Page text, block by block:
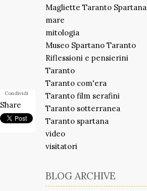
Magliette Taranto Spartana
mare
mitologia
Museo Spartano Taranto
Riflessioni e pensierini
Taranto
Taranto com'era
Taranto film serafini
Taranto sotterranea
Taranto spartana
video
visitatori
BLOG ARCHIVE
Condividi
Share